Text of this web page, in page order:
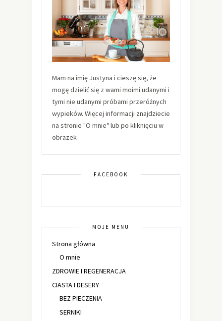
Mam na imię Justyna i cieszę się, że
mogę dzielić się z wami moimi udanymi i
tymi nie udanymi próbami przeróżnych
wypieków. Więcej informacji znajdziecie
na stronie "O mnie" lub po kliknięciu w
obrazek
FACEBOOK
MOJE MENU
Strona główna
O mnie
ZDROWIE I REGENERACJA
CIASTA I DESERY
BEZ PIECZENIA
SERNIKI